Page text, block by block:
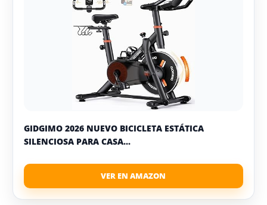
GIDGIMO 2026 NUEVO BICICLETA ESTÁTICA
SILENCIOSA PARA CASA...